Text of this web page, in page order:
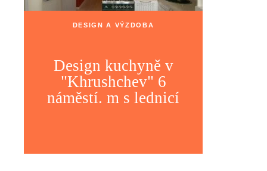
DESIGN A VÝZDOBA
Design kuchyně v
"Khrushchev" 6
náměstí. m s lednicí